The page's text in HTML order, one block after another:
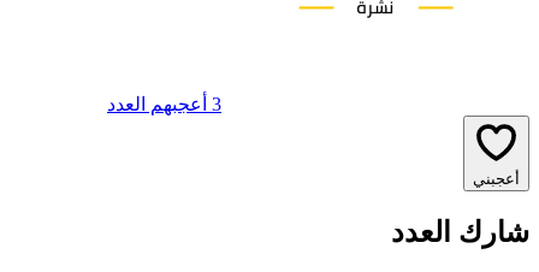
3 أعجبهم العدد
أعجبني
شارك العدد